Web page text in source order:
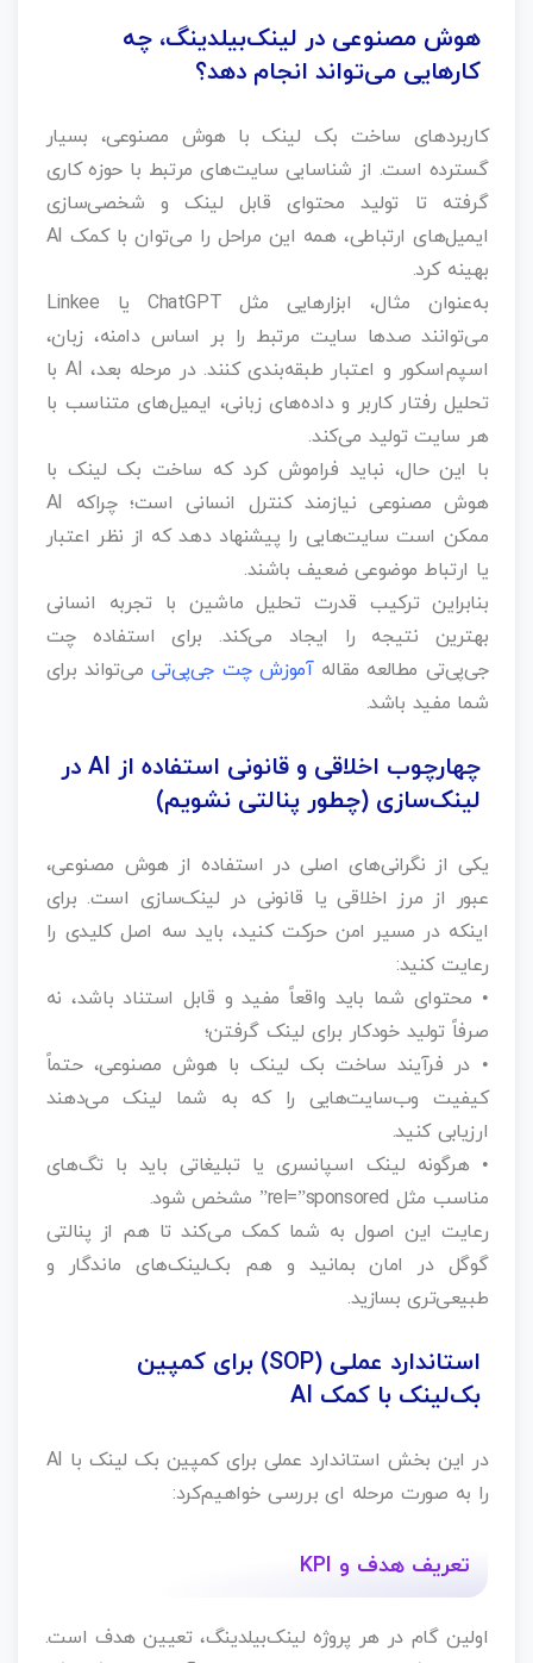
هوش مصنوعی در لینک‌بیلدینگ، چه
کارهایی می‌تواند انجام دهد؟
کاربردهای ساخت بک‌ لینک با هوش مصنوعی، بسیار
گسترده است. از شناسایی سایت‌های مرتبط با حوزه کاری
گرفته تا تولید محتوای قابل لینک و شخصی‌سازی
ایمیل‌های ارتباطی، همه این مراحل را می‌توان با کمک AI
بهینه کرد.
به‌عنوان مثال، ابزارهایی مثل ChatGPT یا Linkee
می‌توانند صدها سایت مرتبط را بر اساس دامنه، زبان،
اسپم‌اسکور و اعتبار طبقه‌بندی کنند. در مرحله بعد، AI با
تحلیل رفتار کاربر و داده‌های زبانی، ایمیل‌های متناسب با
هر سایت تولید می‌کند.
با این حال، نباید فراموش کرد که ساخت بک‌ لینک با
هوش مصنوعی نیازمند کنترل انسانی است؛ چراکه AI
ممکن است سایت‌هایی را پیشنهاد دهد که از نظر اعتبار
یا ارتباط موضوعی ضعیف باشند.
بنابراین ترکیب قدرت تحلیل ماشین با تجربه انسانی
بهترین نتیجه را ایجاد می‌کند. برای استفاده چت
جی‌پی‌تی مطالعه مقالهآموزش چت جی‌پی‌تیمی‌تواند برای
شما مفید باشد.
چهارچوب اخلاقی و قانونی استفاده از AI در
لینک‌سازی (چطور پنالتی نشویم)
یکی از نگرانی‌های اصلی در استفاده از هوش مصنوعی،
عبور از مرز اخلاقی یا قانونی در لینک‌سازی است. برای
اینکه در مسیر امن حرکت کنید، باید سه اصل کلیدی را
رعایت کنید:
• محتوای شما باید واقعاً مفید و قابل استناد باشد، نه
صرفاً تولید خودکار برای لینک گرفتن؛
• در فرآیند ساخت بک‌ لینک با هوش مصنوعی، حتماً
کیفیت وب‌سایت‌هایی را که به شما لینک می‌دهند
ارزیابی کنید.
• هرگونه لینک اسپانسری یا تبلیغاتی باید با تگ‌های
مناسب مثل rel=”sponsored” مشخص شود.
رعایت این اصول به شما کمک می‌کند تا هم از پنالتی
گوگل در امان بمانید و هم بک‌لینک‌های ماندگار و
طبیعی‌تری بسازید.
استاندارد عملی (SOP) برای کمپین
بک‌لینک با کمک AI
در این بخش استاندارد عملی برای کمپین بک لینک با AI
را به صورت مرحله ای بررسی خواهیم‌کرد:
تعریف هدف و KPI
اولین گام در هر پروژه لینک‌بیلدینگ، تعیین هدف است.